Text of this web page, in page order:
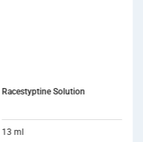
Racestyptine Solution
13 ml